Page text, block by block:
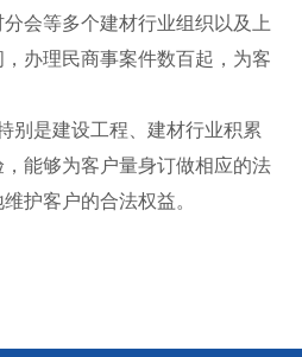
会等多个建材行业组织以及上
办理民商事案件数百起，为客
别是建设工程、建材行业积累
能够为客户量身订做相应的法
护客户的合法权益。